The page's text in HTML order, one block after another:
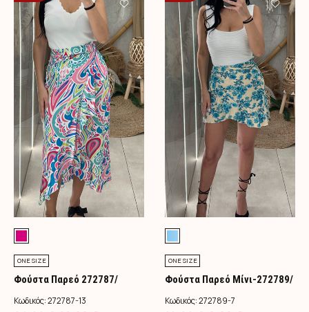
ONE SIZE
Φούστα Παρεό 272787/
Φούξια
Κωδικός:272787-13
ONE SIZE
Φούστα Παρεό Μίνι-272789/
Τιρκουάζ
Κωδικός:272789-7